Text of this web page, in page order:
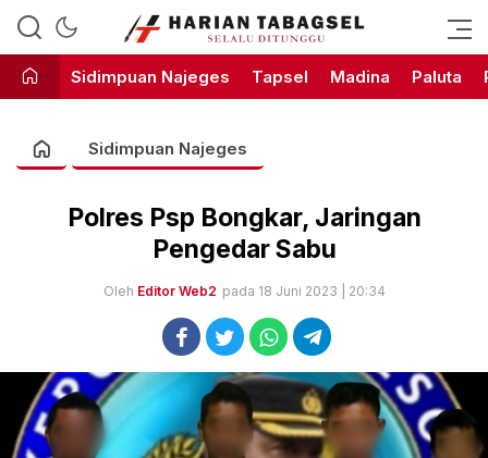
Harian Tabagsel
Harian Tabagsel Official Website
Sidimpuan Najeges
Tapsel Madina Paluta
Sidimpuan Najeges
Polres Psp Bongkar, Jaringan
Pengedar Sabu
Oleh Editor Web2 pada 18 Juni 2023 | 20:34